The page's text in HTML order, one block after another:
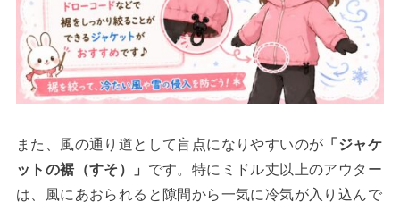
また、風の通り道として盲点になりやすいのが 「ジャケ
ットの裾（すそ）」 です。特にミドル丈以上のアウター
は、風にあおられると隙間から一気に冷気が入り込んで